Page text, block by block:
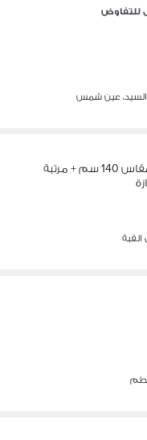
للتفاوض
السيد، عين شمس
سرير خشب زان مقاس 140 سم + مرتبة
القبة